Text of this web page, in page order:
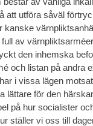
att utföra såväl
kanske
av
den inhemska
och listan på andra
i vissa lägen
lättare för den
på hur socialister
ställer vi oss till